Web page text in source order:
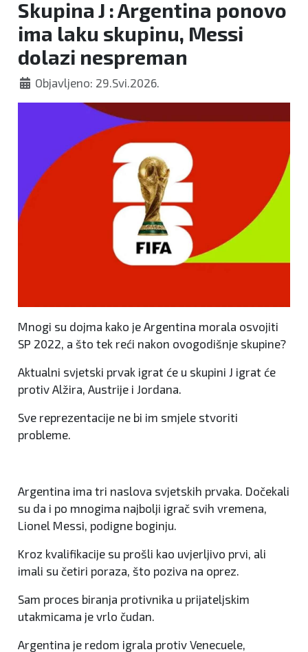
Skupina J : Argentina ponovo
ima laku skupinu, Messi
dolazi nespreman
Objavljeno: 29.Svi.2026.
Mnogi su dojma kako je Argentina morala osvojiti
SP 2022, a što tek reći nakon ovogodišnje skupine?
Aktualni svjetski prvak igrat će u skupini J igrat će
protiv Alžira, Austrije i Jordana.
Sve reprezentacije ne bi im smjele stvoriti
probleme.
Argentina ima tri naslova svjetskih prvaka. Dočekali
su da i po mnogima najbolji igrač svih vremena,
Lionel Messi, podigne boginju.
Kroz kvalifikacije su prošli kao uvjerljivo prvi, ali
imali su četiri poraza, što poziva na oprez.
Sam proces biranja protivnika u prijateljskim
utakmicama je vrlo čudan.
Argentina je redom igrala protiv Venecuele,